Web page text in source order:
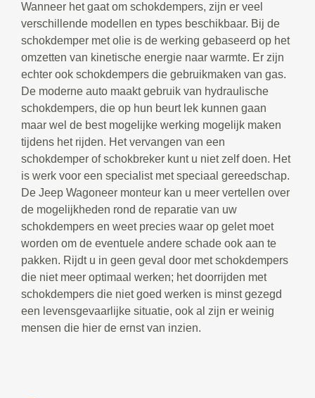
Wanneer het gaat om schokdempers, zijn er veel
verschillende modellen en types beschikbaar. Bij de
schokdemper met olie is de werking gebaseerd op het
omzetten van kinetische energie naar warmte. Er zijn
echter ook schokdempers die gebruikmaken van gas.
De moderne auto maakt gebruik van hydraulische
schokdempers, die op hun beurt lek kunnen gaan
maar wel de best mogelijke werking mogelijk maken
tijdens het rijden. Het vervangen van een
schokdemper of schokbreker kunt u niet zelf doen. Het
is werk voor een specialist met speciaal gereedschap.
De Jeep Wagoneer monteur kan u meer vertellen over
de mogelijkheden rond de reparatie van uw
schokdempers en weet precies waar op gelet moet
worden om de eventuele andere schade ook aan te
pakken. Rijdt u in geen geval door met schokdempers
die niet meer optimaal werken; het doorrijden met
schokdempers die niet goed werken is minst gezegd
een levensgevaarlijke situatie, ook al zijn er weinig
mensen die hier de ernst van inzien.